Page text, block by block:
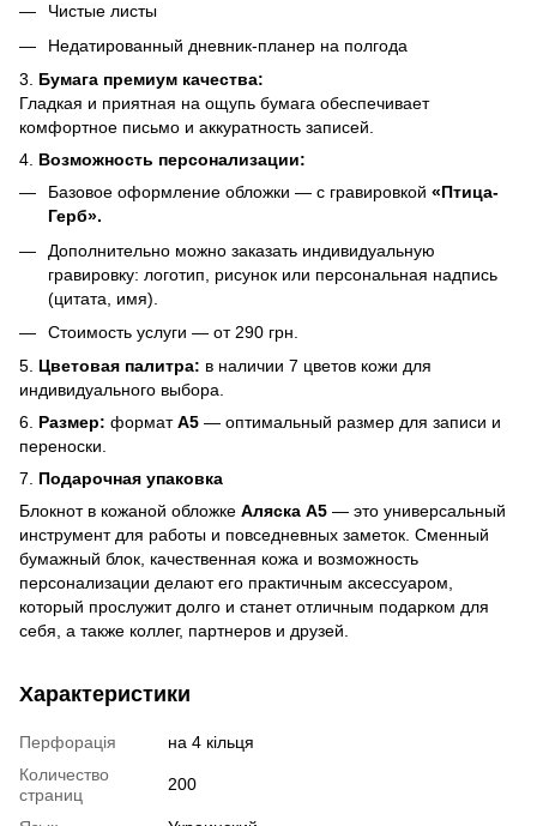
Чистые листы
Недатированный дневник-планер на полгода
3.
Бумага премиум качества:
Гладкая и приятная на ощупь бумага обеспечивает
комфортное письмо и аккуратность записей.
4. Возможность персонализации:
Базовое оформление обложки — с гравировкой «Птица-
Герб».
Дополнительно можно заказать индивидуальную
гравировку: логотип, рисунок или персональная надпись
(цитата, имя).
Стоимость услуги — от 290 грн.
5. Цветовая палитра: в наличии 7 цветов кожи для
индивидуального выбора.
6. Размер: форматА5 — оптимальный размер для записи и
переноски.
7. Подарочная упаковка
Блокнот в кожаной обложке Аляска А5 — это универсальный
инструмент для работы и повседневных заметок. Сменный
бумажный блок, качественная кожа и возможность
персонализации делают его практичным аксессуаром,
который прослужит долго и станет отличным подарком для
себя, а также коллег, партнеров и друзей.
Характеристики
Перфорація
на 4 кільця
Количество
страниц
200